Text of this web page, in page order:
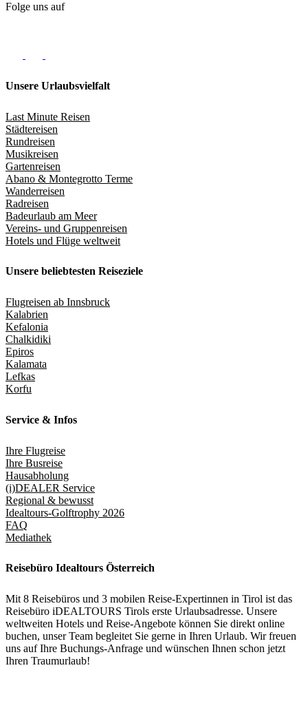
Folge uns auf
Unsere Urlaubsvielfalt
Last Minute Reisen
Städtereisen
Rundreisen
Musikreisen
Gartenreisen
Abano & Montegrotto Terme
Wanderreisen
Radreisen
Badeurlaub am Meer
Vereins- und Gruppenreisen
Hotels und Flüge weltweit
Unsere beliebtesten Reiseziele
Flugreisen ab Innsbruck
Kalabrien
Kefalonia
Chalkidiki
Epiros
Kalamata
Lefkas
Korfu
Service & Infos
Ihre Flugreise
Ihre Busreise
Hausabholung
(i)DEALER Service
Regional & bewusst
Idealtours-Golftrophy 2026
FAQ
Mediathek
Reisebüro Idealtours Österreich
Mit 8 Reisebüros und 3 mobilen Reise-Expertinnen in Tirol ist das
Reisebüro iDEALTOURS Tirols erste Urlaubsadresse. Unsere
weltweiten Hotels und Reise-Angebote können Sie direkt online
buchen, unser Team begleitet Sie gerne in Ihren Urlaub. Wir freuen
uns auf Ihre Buchungs-Anfrage und wünschen Ihnen schon jetzt
Ihren Traumurlaub!